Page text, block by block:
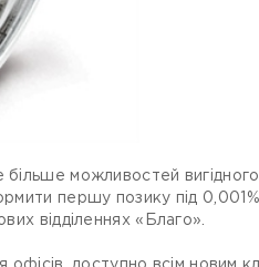
можливостей вигідного
першу позику під
відділеннях «Благо».